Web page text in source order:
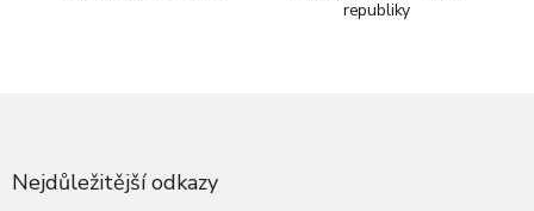
republiky
Nejdůležitější odkazy